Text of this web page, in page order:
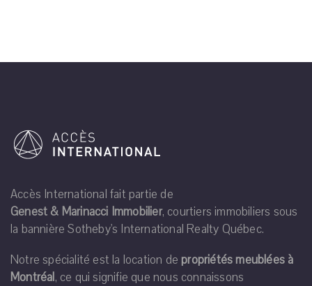
Accès International fait partie de
Genest & Marinacci Immobilier, courtiers immobiliers sous
la bannière Sotheby's International Realty Québec.
Notre spécialité est la location de propriétés meublées à
Montréal, ce qui signifie que nous connaissons